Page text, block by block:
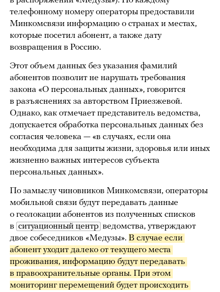
телефонному номеру операторы предоставили
Минкомсвязи информацию о странах и местах,
которые посетил абонент, а также дату
возвращения в Россию.
Этот объем данных без указания фамилий
абонентов позволит не нарушать требования
закона «О персональных данных», говорится
в разъяснениях за авторством Приезжевой.
Однако, как отмечает представитель ведомства,
допускается обработка персональных данных без
согласия человека — «в случаях, если она
необходима для защиты жизни, здоровья или иных
жизненно важных интересов субъекта
персональных данных».
По замыслу чиновников Минкомсвязи, операторы
мобильной связи будут передавать данные
о геолокации абонентов из полученных списков
в ситуационный центр ведомства, утверждают
двое собеседников «Медузы». В случае если
абонент уходит далеко от текущего места
проживания, информацию будут передавать
в правоохранительные органы. При этом
мониторинг перемещений будет происходить